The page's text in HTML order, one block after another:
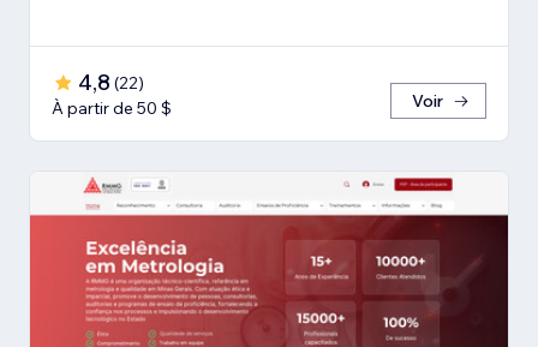
4,8 (22)
À partir de 50 $
Voir